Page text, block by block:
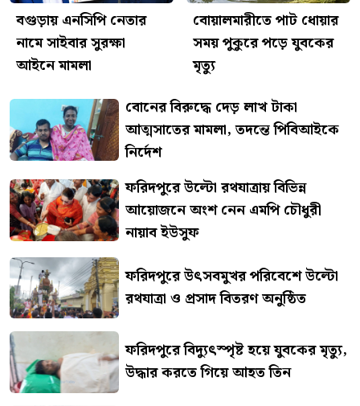
বগুড়ায় এনসিপি নেতার
নামে সাইবার সুরক্ষা
আইনে মামলা
বোয়ালমারীতে পাট ধোয়ার
সময় পুকুরে পড়ে যুবকের
মৃত্যু
বোনের বিরুদ্ধে দেড় লাখ টাকা
আত্মসাতের মামলা, তদন্তে পিবিআইকে
নির্দেশ
ফরিদপুরে উল্টো রথযাত্রায় বিভিন্ন
আয়োজনে অংশ নেন এমপি চৌধুরী
নায়াব ইউসুফ
ফরিদপুরে উৎসবমুখর পরিবেশে উল্টো
রথযাত্রা ও প্রসাদ বিতরণ অনুষ্ঠিত
ফরিদপুরে বিদ্যুৎস্পৃষ্ট হয়ে যুবকের মৃত্যু,
উদ্ধার করতে গিয়ে আহত তিন